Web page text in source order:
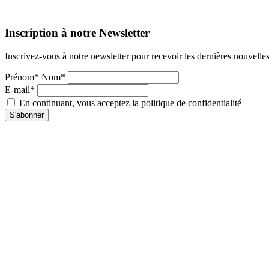
Inscription à notre Newsletter
Inscrivez-vous à notre newsletter pour recevoir les dernières nouvelles
Prénom* Nom*
E-mail*
En continuant, vous acceptez la politique de confidentialité